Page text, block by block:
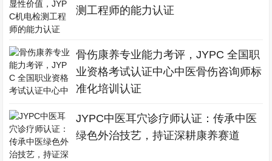
测工程师的能力认证
骨伤康养专业能力考评，JYPC 全国职
业资格考试认证中心中医骨伤咨询师标
准化培训认证
JYPC中医耳穴诊疗师认证：传承中医
绿色外治技艺，持证深耕康养赛道